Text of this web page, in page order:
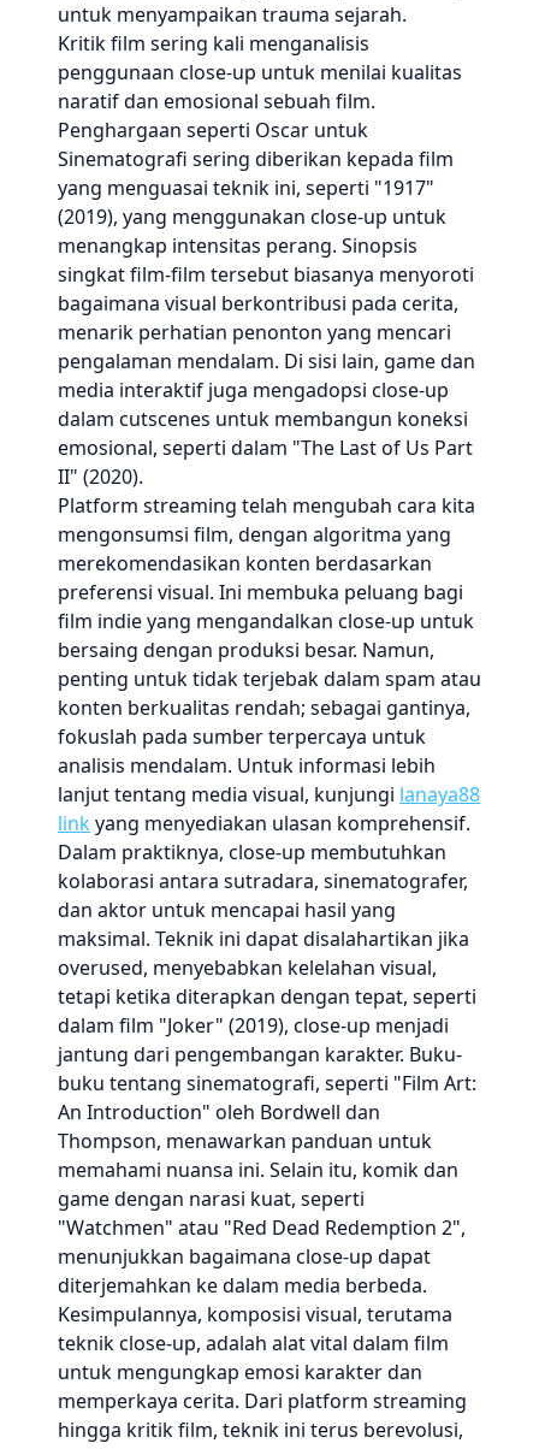
untuk menyampaikan trauma sejarah.
Kritik film sering kali menganalisis
penggunaan close-up untuk menilai kualitas
naratif dan emosional sebuah film.
Penghargaan seperti Oscar untuk
Sinematografi sering diberikan kepada film
yang menguasai teknik ini, seperti "1917"
(2019), yang menggunakan close-up untuk
menangkap intensitas perang. Sinopsis
singkat film-film tersebut biasanya menyoroti
bagaimana visual berkontribusi pada cerita,
menarik perhatian penonton yang mencari
pengalaman mendalam. Di sisi lain, game dan
media interaktif juga mengadopsi close-up
dalam cutscenes untuk membangun koneksi
emosional, seperti dalam "The Last of Us Part
II" (2020).
Platform streaming telah mengubah cara kita
mengonsumsi film, dengan algoritma yang
merekomendasikan konten berdasarkan
preferensi visual. Ini membuka peluang bagi
film indie yang mengandalkan close-up untuk
bersaing dengan produksi besar. Namun,
penting untuk tidak terjebak dalam spam atau
konten berkualitas rendah; sebagai gantinya,
fokuslah pada sumber terpercaya untuk
analisis mendalam. Untuk informasi lebih
lanjut tentang media visual, kunjungi lanaya88
link yang menyediakan ulasan komprehensif.
Dalam praktiknya, close-up membutuhkan
kolaborasi antara sutradara, sinematografer,
dan aktor untuk mencapai hasil yang
maksimal. Teknik ini dapat disalahartikan jika
overused, menyebabkan kelelahan visual,
tetapi ketika diterapkan dengan tepat, seperti
dalam film "Joker" (2019), close-up menjadi
jantung dari pengembangan karakter. Buku-
buku tentang sinematografi, seperti "Film Art:
An Introduction" oleh Bordwell dan
Thompson, menawarkan panduan untuk
memahami nuansa ini. Selain itu, komik dan
game dengan narasi kuat, seperti
"Watchmen" atau "Red Dead Redemption 2",
menunjukkan bagaimana close-up dapat
diterjemahkan ke dalam media berbeda.
Kesimpulannya, komposisi visual, terutama
teknik close-up, adalah alat vital dalam film
untuk mengungkap emosi karakter dan
memperkaya cerita. Dari platform streaming
hingga kritik film, teknik ini terus berevolusi,